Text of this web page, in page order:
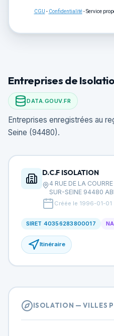
CGU - Confidentialité- Service
Entreprises de
DATA.GOUV.FR
Entreprises enregistrées au
Seine (94480).
D.C.F ISOLATION
4 RUE DE LA
SUR-SEINE 94480
Créée le 1996-01-01
SIRET 40356283800017
Itinéraire
ISOLATION — VILLES